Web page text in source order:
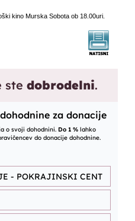
kino Murska Sobota ob 18.00uri.